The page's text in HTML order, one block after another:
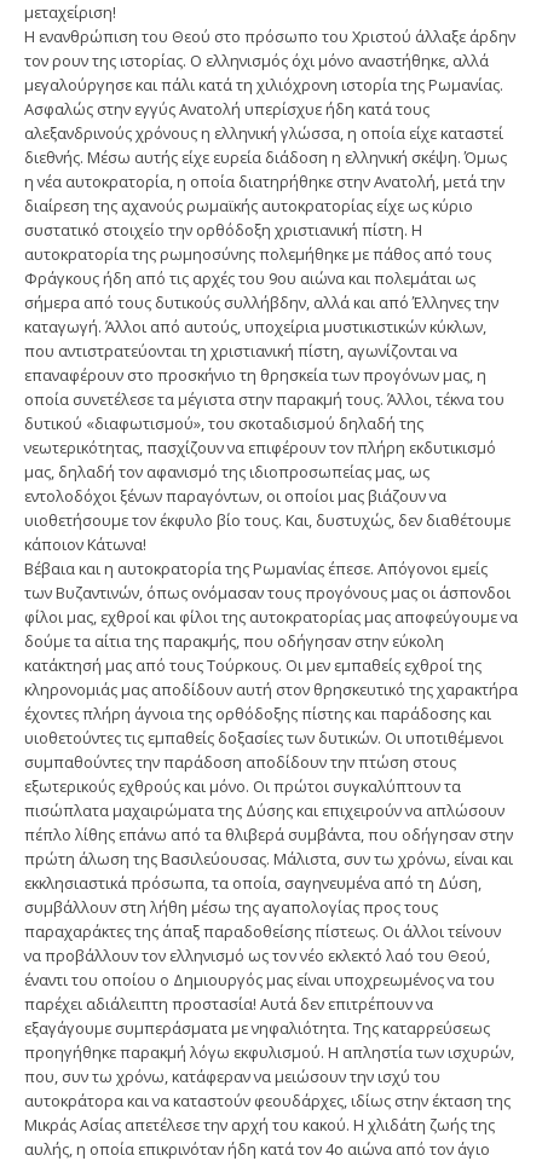
μεταχείριση!
Η ενανθρώπιση του Θεού στο πρόσωπο του Χριστού άλλαξε άρδην
τον ρουν της ιστορίας. Ο ελληνισμός όχι μόνο αναστήθηκε, αλλά
μεγαλούργησε και πάλι κατά τη χιλιόχρονη ιστορία της Ρωμανίας.
Ασφαλώς στην εγγύς Ανατολή υπερίσχυε ήδη κατά τους
αλεξανδρινούς χρόνους η ελληνική γλώσσα, η οποία είχε καταστεί
διεθνής. Μέσω αυτής είχε ευρεία διάδοση η ελληνική σκέψη. Όμως
η νέα αυτοκρατορία, η οποία διατηρήθηκε στην Ανατολή, μετά την
διαίρεση της αχανούς ρωμαϊκής αυτοκρατορίας είχε ως κύριο
συστατικό στοιχείο την ορθόδοξη χριστιανική πίστη. Η
αυτοκρατορία της ρωμηοσύνης πολεμήθηκε με πάθος από τους
Φράγκους ήδη από τις αρχές του 9ου αιώνα και πολεμάται ως
σήμερα από τους δυτικούς συλλήβδην, αλλά και από Έλληνες την
καταγωγή. Άλλοι από αυτούς, υποχείρια μυστικιστικών κύκλων,
που αντιστρατεύονται τη χριστιανική πίστη, αγωνίζονται να
επαναφέρουν στο προσκήνιο τη θρησκεία των προγόνων μας, η
οποία συνετέλεσε τα μέγιστα στην παρακμή τους. Άλλοι, τέκνα του
δυτικού «διαφωτισμού», του σκοταδισμού δηλαδή της
νεωτερικότητας, πασχίζουν να επιφέρουν τον πλήρη εκδυτικισμό
μας, δηλαδή τον αφανισμό της ιδιοπροσωπείας μας, ως
εντολοδόχοι ξένων παραγόντων, οι οποίοι μας βιάζουν να
υιοθετήσουμε τον έκφυλο βίο τους. Και, δυστυχώς, δεν διαθέτουμε
κάποιον Κάτωνα!
Βέβαια και η αυτοκρατορία της Ρωμανίας έπεσε. Απόγονοι εμείς
των Βυζαντινών, όπως ονόμασαν τους προγόνους μας οι άσπονδοι
φίλοι μας, εχθροί και φίλοι της αυτοκρατορίας μας αποφεύγουμε να
δούμε τα αίτια της παρακμής, που οδήγησαν στην εύκολη
κατάκτησή μας από τους Τούρκους. Οι μεν εμπαθείς εχθροί της
κληρονομιάς μας αποδίδουν αυτή στον θρησκευτικό της χαρακτήρα
έχοντες πλήρη άγνοια της ορθόδοξης πίστης και παράδοσης και
υιοθετούντες τις εμπαθείς δοξασίες των δυτικών. Οι υποτιθέμενοι
συμπαθούντες την παράδοση αποδίδουν την πτώση στους
εξωτερικούς εχθρούς και μόνο. Οι πρώτοι συγκαλύπτουν τα
πισώπλατα μαχαιρώματα της Δύσης και επιχειρούν να απλώσουν
πέπλο λίθης επάνω από τα θλιβερά συμβάντα, που οδήγησαν στην
πρώτη άλωση της Βασιλεύουσας. Μάλιστα, συν τω χρόνω, είναι και
εκκλησιαστικά πρόσωπα, τα οποία, σαγηνευμένα από τη Δύση,
συμβάλλουν στη λήθη μέσω της αγαπολογίας προς τους
παραχαράκτες της άπαξ παραδοθείσης πίστεως. Οι άλλοι τείνουν
να προβάλλουν τον ελληνισμό ως τον νέο εκλεκτό λαό του Θεού,
έναντι του οποίου ο Δημιουργός μας είναι υποχρεωμένος να του
παρέχει αδιάλειπτη προστασία! Αυτά δεν επιτρέπουν να
εξαγάγουμε συμπεράσματα με νηφαλιότητα. Της καταρρεύσεως
προηγήθηκε παρακμή λόγω εκφυλισμού. Η απληστία των ισχυρών,
που, συν τω χρόνω, κατάφεραν να μειώσουν την ισχύ του
αυτοκράτορα και να καταστούν φεουδάρχες, ιδίως στην έκταση της
Μικράς Ασίας απετέλεσε την αρχή του κακού. Η χλιδάτη ζωής της
αυλής, η οποία επικρινόταν ήδη κατά τον 4ο αιώνα από τον άγιο